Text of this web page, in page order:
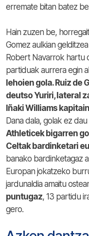
erremate bitan batez
Hain zuzen be,
Gomez aulkian
Robert Navarrok hartu
partiduak aurrera egin
lehoien gola. Ruiz de
deutso Yuriri, lateral
Iñaki Williams
Dana dala, golak ez
Athleticek bigarren
Celtak bardinketari
banako bardinketagaz
Europan jokatzeko
jardunaldia amaitu
puntugaz, 13 partidu
gero.